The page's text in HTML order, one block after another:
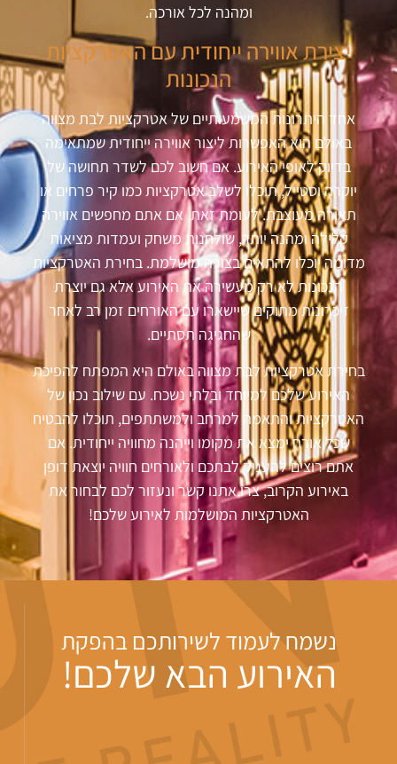
ומהנה לכל אורכה.
יצירת אווירה ייחודית עם האטרקציות
הנכונות
אחד היתרונות המשמעותיים של אטרקציות לבת מצווה
באולם הוא האפשרות ליצור אווירה ייחודית שמתאימה
בדיוק לאופי האירוע. אם חשוב לכם לשדר תחושה של
יוקרה וסטייל, תוכלו לשלב אטרקציות כמו קיר פרחים או
תאורה מעוצבת. לעומת זאת, אם אתם מחפשים אווירה
קלילה ומהנה יותר, שולחנות משחק ועמדות מציאות
מדומה יוכלו להתאים בצורה מושלמת. בחירת האטרקציות
הנכונות לא רק מעשירה את האירוע אלא גם יוצרת
זיכרונות מתוקים שיישארו עם האורחים זמן רב לאחר
שהחגיגה תסתיים.
בחירת אטרקציות לבת מצווה באולם היא המפתח להפיכת
האירוע שלכם למיוחד ובלתי נשכח. עם שילוב נכון של
האטרקציות והתאמה למרחב ולמשתתפים, תוכלו להבטיח
שכל אורח ימצא את מקומו וייהנה מחוויה ייחודית. אם
אתם רוצים להעניק לבתכם ולאורחים חוויה יוצאת דופן
באירוע הקרוב, צרו אתנו קשר ונעזור לכם לבחור את
האטרקציות המושלמות לאירוע שלכם!
נשמח לעמוד לשירותכם בהפקת
האירוע הבא שלכם!